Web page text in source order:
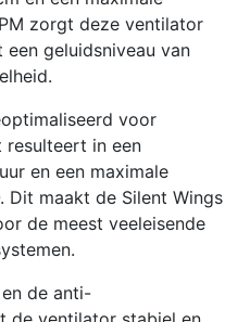
zorgt deze ventilator
geluidsniveau van
voor
resulteert in een
en een maximale
Dit maakt de Silent Wings
de meest veeleisende
de anti-